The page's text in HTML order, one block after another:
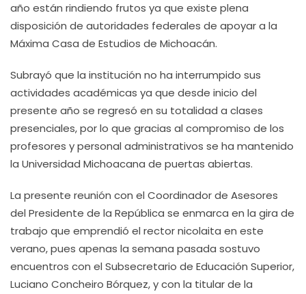
año están rindiendo frutos ya que existe plena
disposición de autoridades federales de apoyar a la
Máxima Casa de Estudios de Michoacán.
Subrayó que la institución no ha interrumpido sus
actividades académicas ya que desde inicio del
presente año se regresó en su totalidad a clases
presenciales, por lo que gracias al compromiso de los
profesores y personal administrativos se ha mantenido
la Universidad Michoacana de puertas abiertas.
La presente reunión con el Coordinador de Asesores
del Presidente de la República se enmarca en la gira de
trabajo que emprendió el rector nicolaita en este
verano, pues apenas la semana pasada sostuvo
encuentros con el Subsecretario de Educación Superior,
Luciano Concheiro Bórquez, y con la titular de la